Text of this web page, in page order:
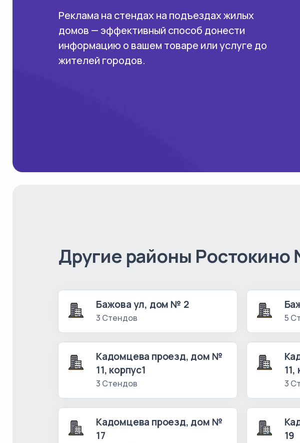
Реклама на стендах на подъездах жилых
домов — эффективный способ донести
информацию о вашем товаре или услуге до
жителей городов.
Другие районы
Бажова ул, дом № 2
3 Стендов 5
Кадомцева проезд, дом №
11, корпус1
3 Стендов
11,
3
Кадомцева проезд, дом №
17
19